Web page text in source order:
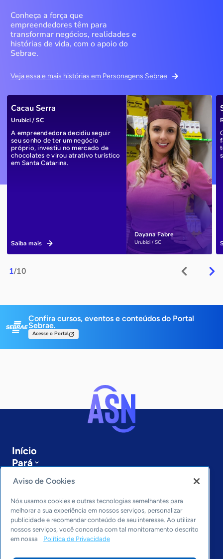
Conheça a força que
empreendedores têm para
transformar negócios, realidades e
histórias de vida, com o apoio do
Sebrae.
Veja essa e mais histórias em Personagens Sebrae
1/10
Dayana Fabre
Urubici / SC
Cacau Serra
Urubici / SC
A empreendedora decidiu seguir
seu sonho de ter um negócio
próprio, investiu no mercado de
chocolates e virou atrativo turístico
em Santa Catarina.
Saiba mais
Confira cursos, eventos e conteúdos do Portal
Sebrae.
Acesse o Portal
Início
Pará
Últimas notícias
Entre em contato
Editorias
Economia & Política
Inovação & Tecnologia
Aviso de Cookies
Nós usamos cookies e outras tecnologias semelhantes para
melhorar a sua experiência em nossos serviços, personalizar
publicidade e recomendar conteúdo de seu interesse. Ao utilizar
nossos serviços, você concorda com tal monitoramento descrito
em nossa
Política de Privacidade